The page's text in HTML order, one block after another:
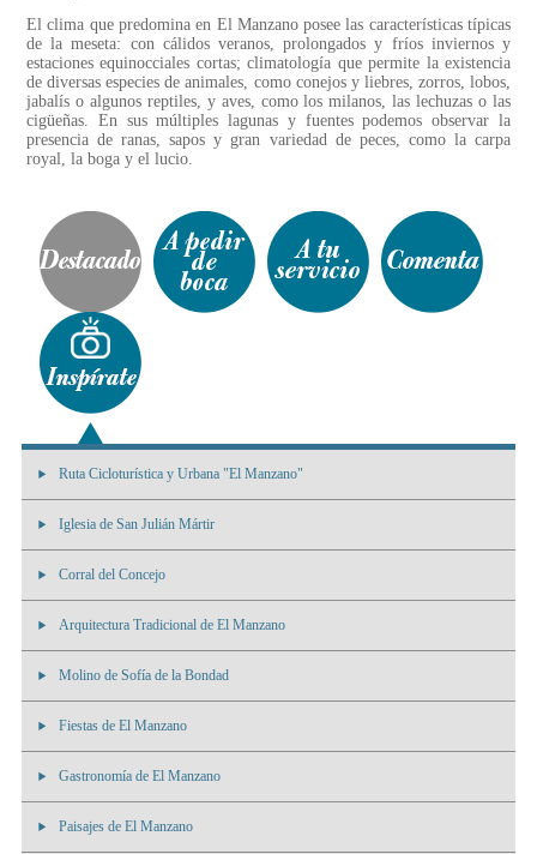
El clima que predomina en El Manzano posee las características típicas
de la meseta: con cálidos veranos, prolongados y fríos inviernos y
estaciones equinocciales cortas; climatología que permite la existencia
de diversas especies de animales, como conejos y liebres, zorros, lobos,
jabalís o algunos reptiles, y aves, como los milanos, las lechuzas o las
cigüeñas. En sus múltiples lagunas y fuentes podemos observar la
presencia de ranas, sapos y gran variedad de peces, como la carpa
royal, la boga y el lucio.
Ruta Cicloturística y Urbana "El Manzano"
Iglesia de San Julián Mártir
Corral del Concejo
Arquitectura Tradicional de El Manzano
Molino de Sofía de la Bondad
Fiestas de El Manzano
Gastronomía de El Manzano
Paisajes de El Manzano